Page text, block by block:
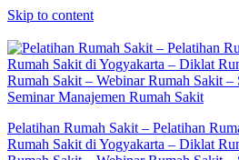
Skip to content
Pelatihan Rumah Sakit – Pelatihan
Rumah Sakit di Yogyakarta – Diklat